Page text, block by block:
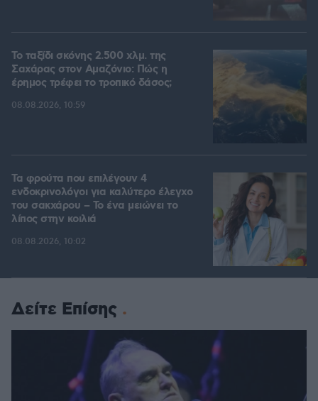
Το ταξίδι σκόνης 2.500 χλμ. της
Σαχάρας στον Αμαζόνιο: Πώς η
έρημος τρέφει το τροπικό δάσος;
08.08.2026, 10:59
Τα φρούτα που επιλέγουν 4
ενδοκρινολόγοι για καλύτερο έλεγχο
του σακχάρου – Το ένα μειώνει το
λίπος στην κοιλιά
08.08.2026, 10:02
Δείτε Επίσης